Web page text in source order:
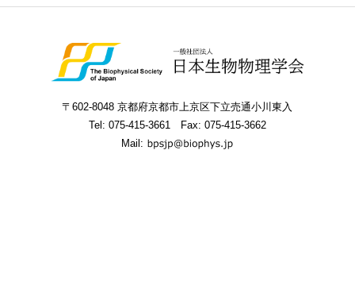
〒602-8048 京都府京都市上京区下立売通小川東入
Tel: 075-415-3661
Fax: 075-415-3662
Mail: